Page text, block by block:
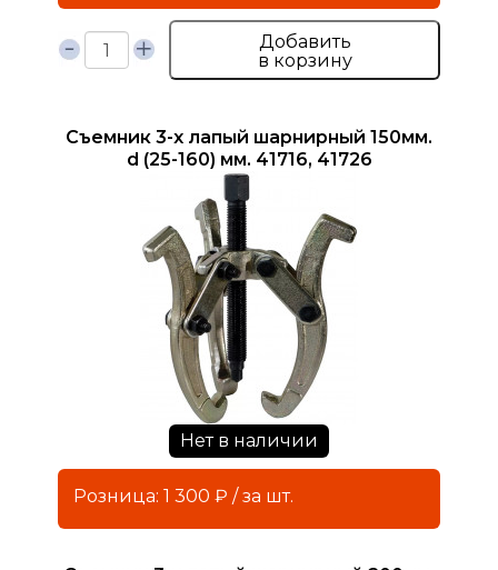
Добавить
в корзину
Съемник 3-х лапый шарнирный 150мм.
d (25-160) мм. 41716, 41726
Нет в наличии
Розница: 1 300 ₽ / за шт.